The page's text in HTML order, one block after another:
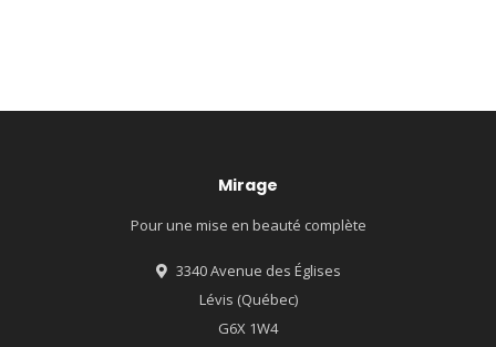
Mirage
Pour une mise en beauté complète
3340 Avenue des Églises
Lévis (Québec)
G6X 1W4